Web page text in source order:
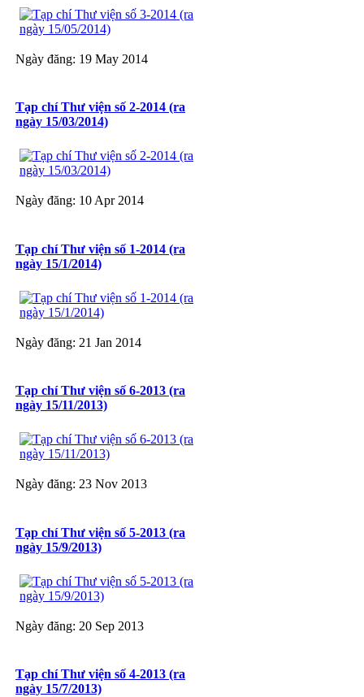
Ngày đăng: 19 May 2014
Tạp chí Thư viện số 2-2014 (ra
ngày 15/03/2014)
Ngày đăng: 10 Apr 2014
Tạp chí Thư viện số 1-2014 (ra
ngày 15/1/2014)
Ngày đăng: 21 Jan 2014
Tạp chí Thư viện số 6-2013 (ra
ngày 15/11/2013)
Ngày đăng: 23 Nov 2013
Tạp chí Thư viện số 5-2013 (ra
ngày 15/9/2013)
Ngày đăng: 20 Sep 2013
Tạp chí Thư viện số 4-2013 (ra
ngày 15/7/2013)